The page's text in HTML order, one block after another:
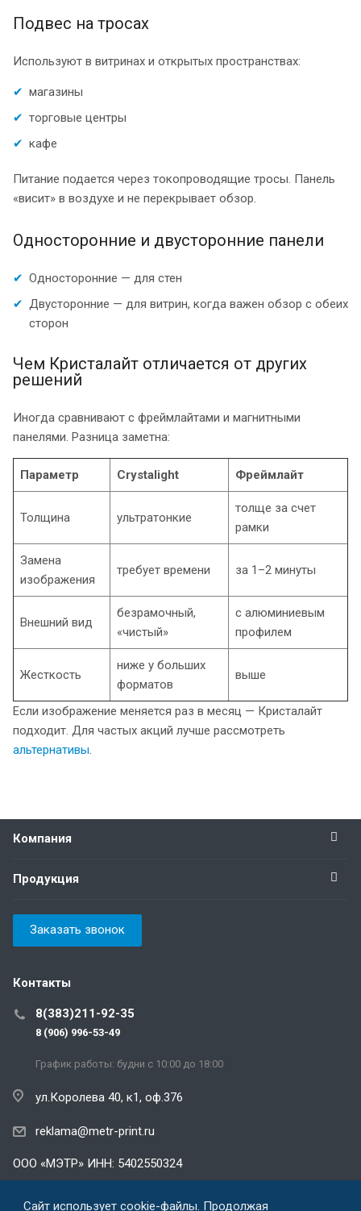
Подвес на тросах
Используют в витринах и открытых пространствах:
магазины
торговые центры
кафе
Питание подается через токопроводящие тросы. Панель
«висит» в воздухе и не перекрывает обзор.
Односторонние и двусторонние панели
Односторонние — для стен
Двусторонние — для витрин, когда важен обзор с обеих
сторон
Чем Кристалайт отличается от других
решений
Иногда сравнивают с фреймлайтами и магнитными
панелями. Разница заметна:
Параметр Crystalight Фреймлайт
Толщина ультратонкие
толще за счет
рамки
Замена
изображения
требует времени за 1–2 минуты
Внешний вид
безрамочный,
«чистый»
с алюминиевым
профилем
Жесткость
ниже у больших
форматов
выше
Если изображение меняется раз в месяц — Кристалайт
подходит. Для частых акций лучше рассмотреть
альтернативы.
Компания
Продукция
Заказать звонок
Контакты
8(383)211-92-35
8 (906) 996-53-49
График работы: будни с 10:00 до 18:00
ул.Королева 40, к1, оф.376
reklama@metr-print.ru
ООО «МЭТР» ИНН: 5402550324
Сайт использует cookie-файлы. Продолжая